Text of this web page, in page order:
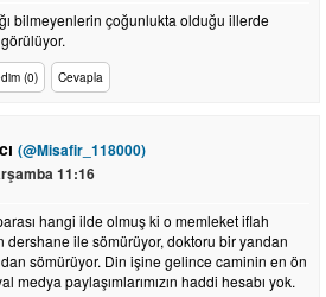
bilmeyenlerin çoğunlukta olduğu illerde
(0) Cevapla
(@Misafir_118000)
11:16
hangi ilde olmuş ki o memleket iflah
dershane ile sömürüyor, doktoru bir yandan
sömürüyor. Din işine gelince caminin en ön
medya paylaşımlarımızın haddi hesabı yok.